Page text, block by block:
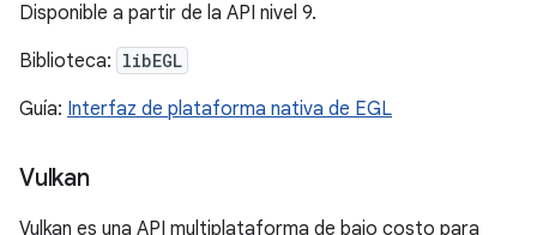
Disponible a partir de la API nivel 9.
Biblioteca: libEGL
Guía: Interfaz de plataforma nativa de EGL
Vulkan
Vulkan es una API multiplataforma de bajo costo para